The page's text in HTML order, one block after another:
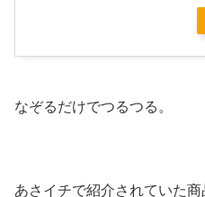
なぞるだけでつるつる。
あさイチで紹介されていた